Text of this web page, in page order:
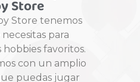
Store
Store tenemos
para
favoritos.
con un amplio
puedas jugar